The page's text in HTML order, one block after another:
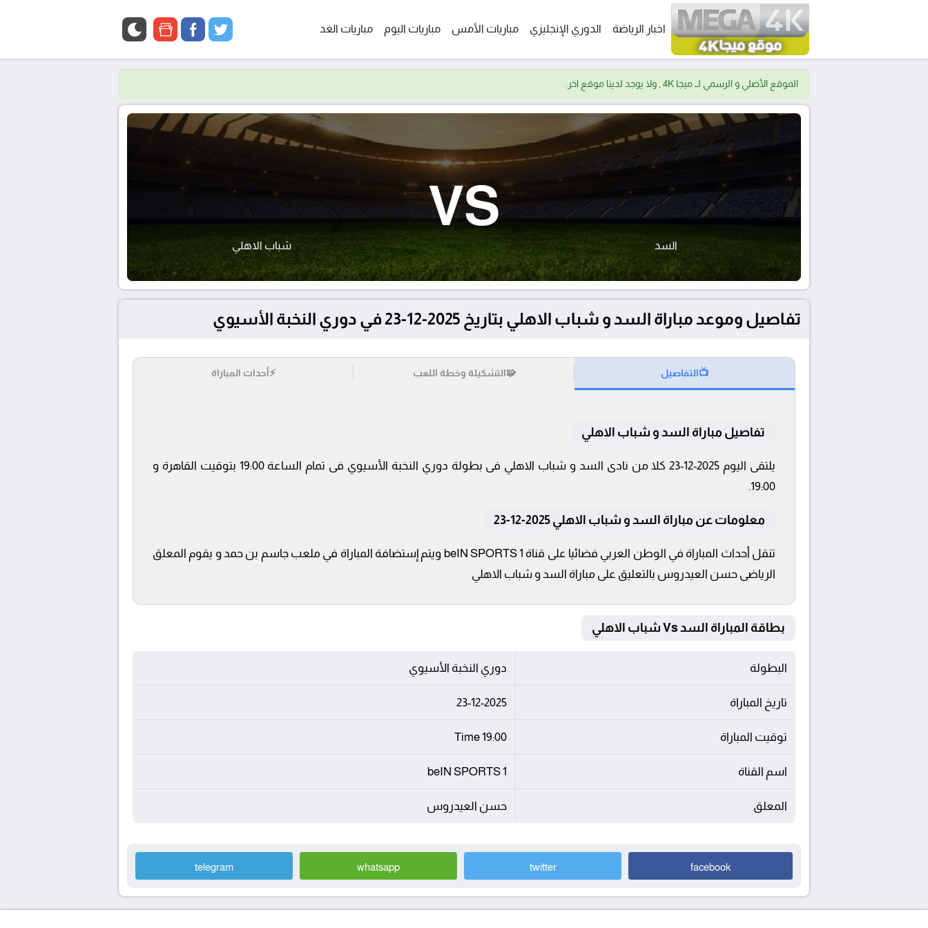
اخبار الرياضة الدوري الإنجليزي مباريات الأمس مباريات اليوم مباريات الغد twitter
facebook
google
الموقع الأصلي و الرسمي لــ ميجا 4K , ولا يوجد لدينا موقع اخر.
السد
VS
شباب الاهلي
تفاصيل وموعد مباراة السد و شباب الاهلي بتاريخ 2025-12-23 في دوري النخبة الأسيوي
📺التفاصيل 🧩التشكيلة وخطة اللعب ⚡أحداث المباراة
تفاصيل مباراة السد و شباب الاهلي
يلتقى اليوم 2025-12-23 كلا من نادى السد و شباب الاهلي فى بطولة دوري النخبة الأسيوي فى تمام الساعة 19:00 بتوقيت القاهرة و
19:00.
معلومات عن مباراة السد و شباب الاهلي 2025-12-23
تنقل أحداث المباراة في الوطن العربي فضائيا على قناة beIN SPORTS 1 ويتم إستضافة المباراة في ملعب جاسم بن حمد و يقوم المعلق
الرياضى حسن العيدروس بالتعليق على مباراة السد و شباب الاهلي
بطاقة المباراة السد Vs شباب الاهلي
البطولة دوري النخبة الأسيوي
تاريخ المباراة 23-12-2025
توقيت المباراة 19:00 Time
اسم القناة beIN SPORTS 1
المعلق حسن العيدروس
facebook
twitter
whatsapp
telegram